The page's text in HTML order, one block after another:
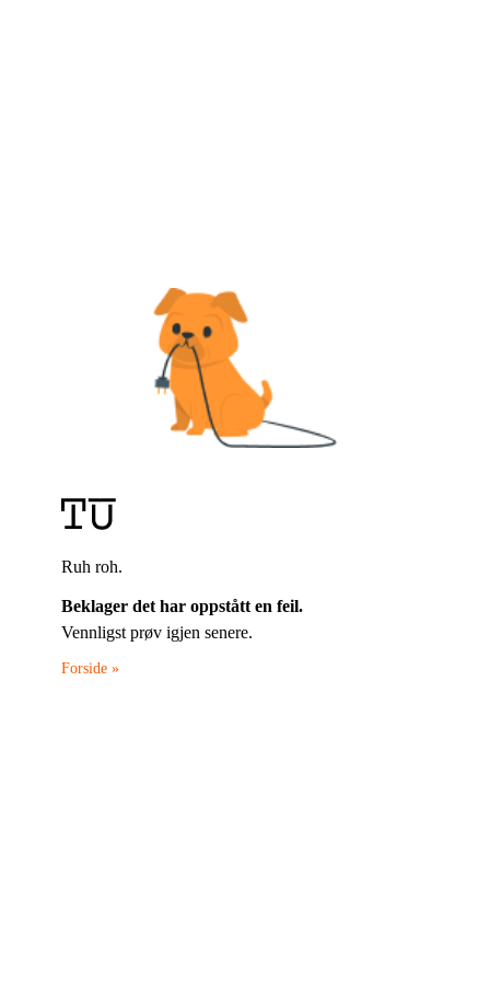
Ruh roh.
Beklager det har oppstått en feil.
Vennligst prøv igjen senere.
Forside »